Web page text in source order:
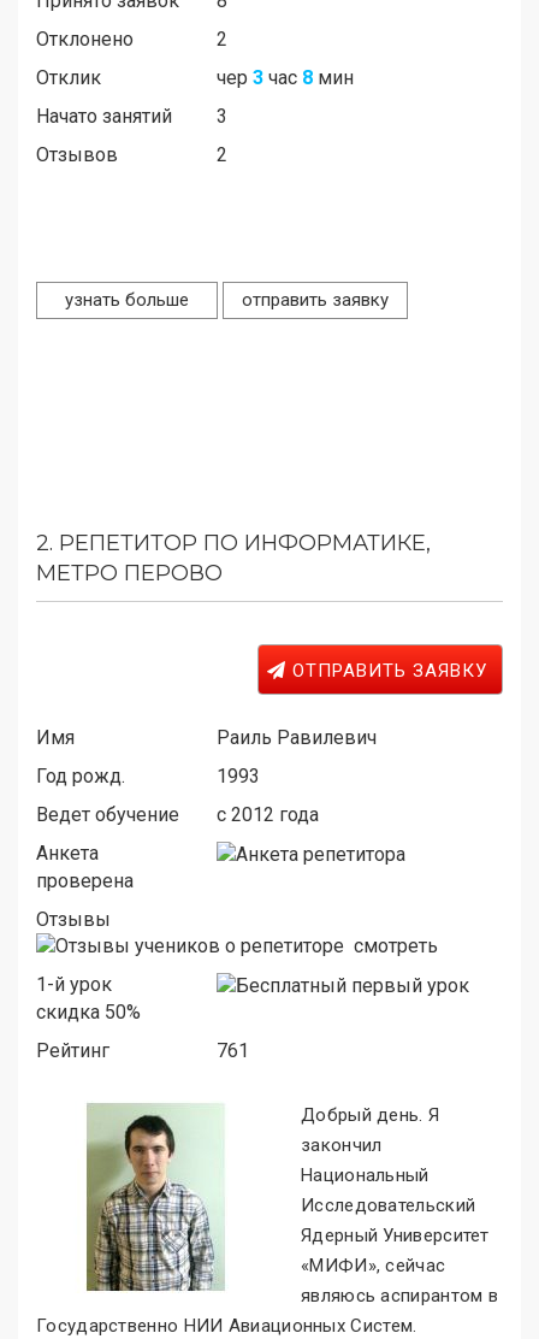
Отклонено
2
Отклик
чер 3 час 8 мин
Начато занятий
3
Отзывов
2
узнать больше отправить заявку
2. РЕПЕТИТОР ПО ИНФОРМАТИКЕ,
МЕТРО ПЕРОВО
ОТПРАВИТЬ ЗАЯВКУ
Имя
Раиль Равилевич
Год рожд.
1993
Ведет обучение
c 2012 года
Анкета
проверена
Отзывы
смотреть
1-й урок
скидка 50%
Рейтинг
761
Добрый день. Я
закончил
Национальный
Исследовательский
Ядерный Университет
«МИФИ», сейчас
являюсь аспирантом в
Государственно НИИ Авиационных Систем.